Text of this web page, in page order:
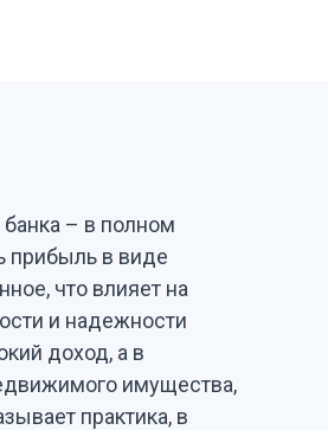
банка – в полном
прибыль в виде
что влияет на
и надежности
доход, а в
имущества,
практика, в